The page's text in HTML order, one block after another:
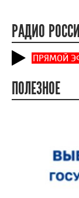
Более 60
фестивале
спортивного
«Осиновая
60 участников
ЧИТАЙТЕ